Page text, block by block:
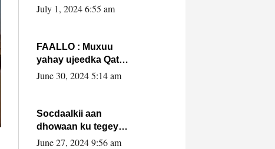
Sidee ayay ku timid
July 1, 2024 6:55 am
FAALLO : Muxuu
yahay ujeedka Qatar
ka leedahay
June 30, 2024 5:14 am
Socdaalkii aan
dhowaan ku tegey
Puntland
June 27, 2024 9:56 am